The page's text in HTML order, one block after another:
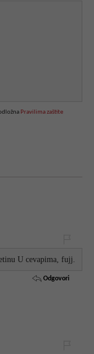
Pravilima zaštite
U cevapima, fujj.
Odgovori